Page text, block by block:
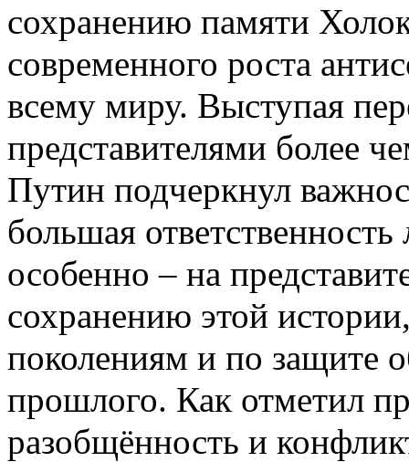
сохранению памяти
современного роста
всему миру. Выступая
представителями более
Путин подчеркнул
большая
особенно – на
сохранению этой
поколениям и по защите
прошлого. Как отметил
разобщённость и